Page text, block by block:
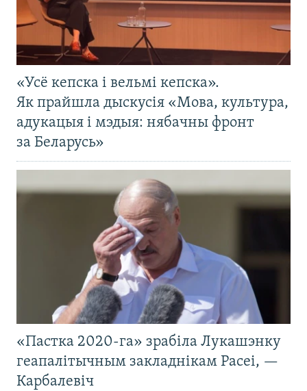
«Усё кепска і вельмі кепска».
Як прайшла дыскусія «Мова, культура,
адукацыя і мэдыя: нябачны фронт
за Беларусь»
«Пастка 2020-га» зрабіла Лукашэнку
геапалітычным закладнікам Расеі, —
Карбалевіч